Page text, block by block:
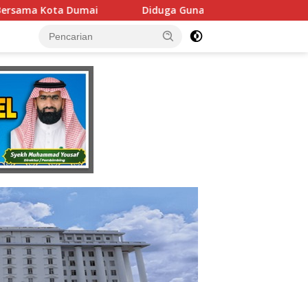
Gunakan Fasilitas Negara Tanpa Izin DPMPTSP, Usaha